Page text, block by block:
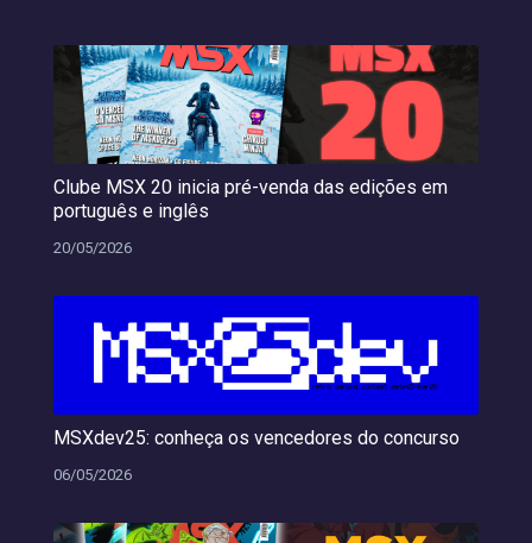
Clube MSX 20 inicia pré-venda das edições em
português e inglês
20/05/2026
MSXdev25: conheça os vencedores do concurso
06/05/2026